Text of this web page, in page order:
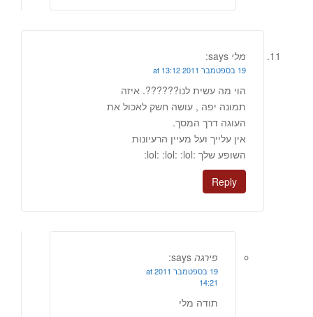
מלי says:
19 בספטמבר 2011 at 13:12
הוי מה עשית לנו??????. איזה
תמונה יפה , עושה חשק לאכול את
העוגה דרך המסך.
אין עלייך ועל מעיין הרעיונות
השופע שלך :lol: :lol: :lol:
Reply
פירגה says:
19 בספטמבר 2011 at
14:21
תודה מלי